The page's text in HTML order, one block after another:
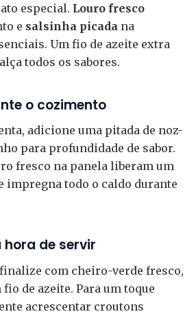
especial. Louro fresco
e salsinha picada na
Um fio de azeite extra
todos os sabores.
o cozimento
adicione uma pitada de noz-
para profundidade de sabor.
fresco na panela liberam um
impregna todo o caldo durante
hora de servir
com cheiro-verde fresco,
de azeite. Para um toque
acrescentar croutons